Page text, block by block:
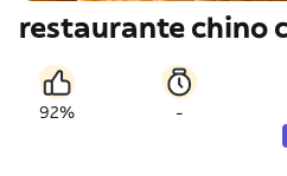
restaurante chino
92% -